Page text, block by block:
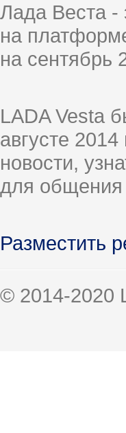
Лада Веста
на
на сентябрь
LADA Vesta
августе
новости,
для общения
Разместить
© 2014-2020